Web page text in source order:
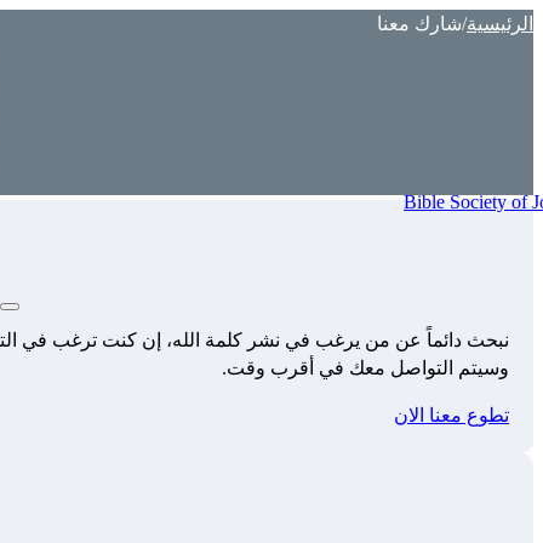
الرئيسية/شارك معنا
نبحث دائماً عن من يرغب في نشر كلمة الله، إن كنت ترغب في
وسيتم التواصل معك في أقرب وقت.
تطوع معنا الان